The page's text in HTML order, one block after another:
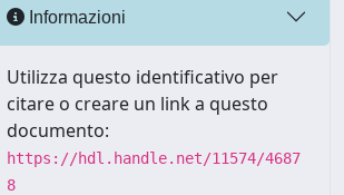
Informazioni
Utilizza questo identificativo per
citare o creare un link a questo
documento:
https://hdl.handle.net/11574/4687
8